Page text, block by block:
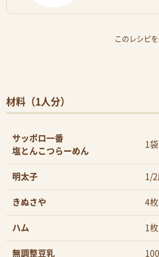
このレシピ
材料（1人分）
サッポロ一番
塩とんこつらーめん
1袋
明太子 1/2
きぬさや 4枚
ハム 1枚
無調整豆乳